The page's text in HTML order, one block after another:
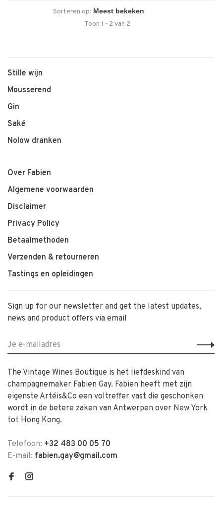
Sorteren op:
Toon 1 - 2 van 2
Stille wijn
Mousserend
Gin
Saké
Nolow dranken
Over Fabien
Algemene voorwaarden
Disclaimer
Privacy Policy
Betaalmethoden
Verzenden & retourneren
Tastings en opleidingen
Sign up for our newsletter and get the latest updates,
news and product offers via email
The Vintage Wines Boutique is het liefdeskind van
champagnemaker Fabien Gay. Fabien heeft met zijn
eigenste Artéis&Co een voltreffer vast die geschonken
wordt in de betere zaken van Antwerpen over New York
tot Hong Kong.
Telefoon: +32 483 00 05 70
E-mail: fabien.gay@gmail.com